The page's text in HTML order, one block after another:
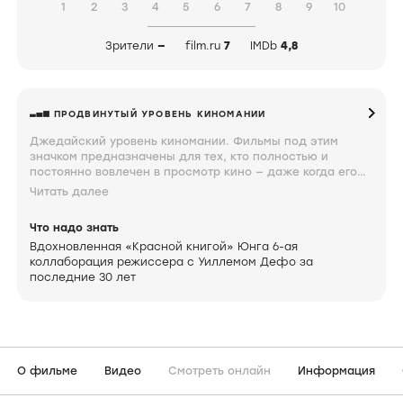
1 2 3 4 5 6 7 8 9 10
Зрители — film.ru 7 IMDb 4,8
ПРОДВИНУТЫЙ УРОВЕНЬ КИНОМАНИИ
Джедайский уровень киномании. Фильмы под этим
значком предназначены для тех, кто полностью и
постоянно вовлечен в просмотр кино — даже когда его
не смотрит. Глаз такого киномана насмотрен настолько,
уровне сарказма и причудливости. Такого зрителя очень
трудно чем-то удивить.
Читать далее
Что надо знать
Вдохновленная «Красной книгой» Юнга 6-ая
коллаборация режиссера с Уиллемом Дефо за
последние 30 лет
О фильме Видео Смотреть онлайн Информация